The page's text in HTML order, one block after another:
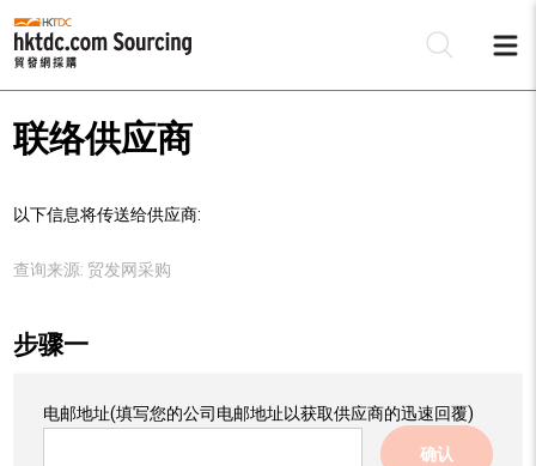
联络供应商
以下信息将传送给供应商:
查询来源: 贸发网采购
步骤一
电邮地址(填写您的公司电邮地址以获取供应商的迅速回覆)
确认